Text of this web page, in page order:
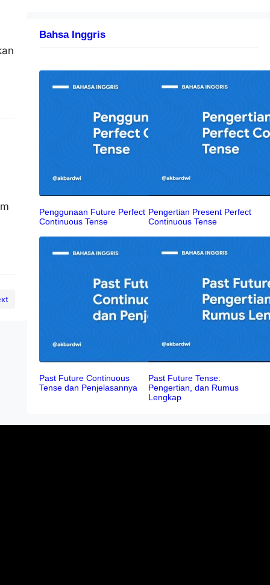
Bahsa Inggris
Penggunaan Future Perfect
Continuous Tense
Pengertian Present Perfect
Continuous Tense
Past Future Continuous
Tense dan Penjelasannya
Past Future Tense:
Pengertian, dan Rumus
Lengkap